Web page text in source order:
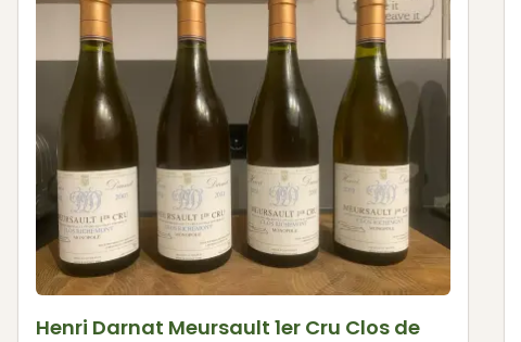
Henri Darnat Meursault 1er Cru Clos de